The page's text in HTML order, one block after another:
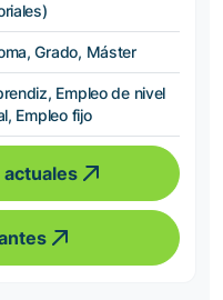
Grado, Máster
Empleo de nivel
Empleo fijo